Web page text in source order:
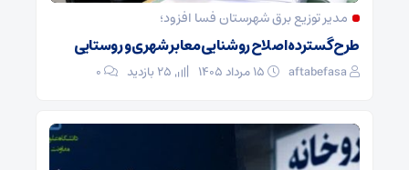
مدیر توزیع برق شهرستان فسا افزود؛
طرح گسترده اصلاح روشنایی معابر شهری و روستایی
aftabefasa ۰